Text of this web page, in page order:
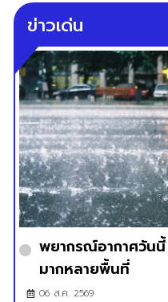
ข่าวเด่น
พยากรณ์อากาศวัน
มากหลายพื้นที่
06 ส.ค. 2569